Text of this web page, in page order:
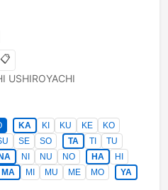
📋
USHIROYACHI
KA KI KU KE
KO
SE SO TA TI
TU
NA NI NU NO HA
HI
MA MI MU ME MO
YA